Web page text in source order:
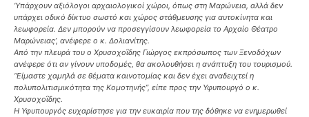
‘Υπάρχουν αξιόλογοι αρχαιολογικοί χώροι, όπως στη Μαρώνεια, αλλά δεν
υπάρχει οδικό δίκτυο σωστό και χώρος στάθμευσης για αυτοκίνητα και
λεωφορεία. Δεν μπορούν να προσεγγίσουν λεωφορεία το Αρχαίο Θέατρο
Μαρώνειας’, ανέφερε ο κ. Δολιανίτης.
Από την πλευρά του ο Χρυσοχοΐδης Γιώργος εκπρόσωπος των Ξενοδόχων
ανέφερε ότι αν γίνουν υποδομές, θα ακολουθήσει η ανάπτυξη του τουρισμού.
“Είμαστε χαμηλά σε θέματα καινοτομίας και δεν έχει αναδειχτεί η
πολυπολιτισμικότητα της Κομοτηνής”, είπε προς την Υφυπουργό ο κ.
Χρυσοχοΐδης.
Η Υφυπουργός ευχαρίστησε για την ευκαιρία που της δόθηκε να ενημερωθεί